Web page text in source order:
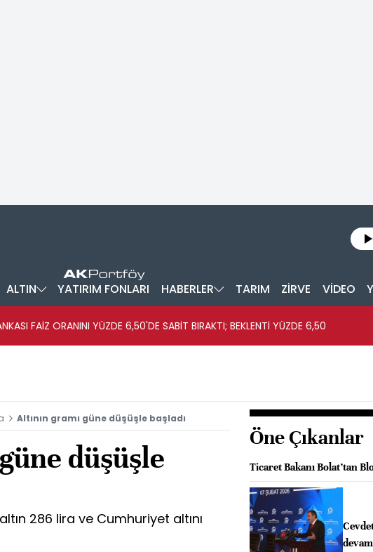
ALTIN YATIRIM FONLARI HABERLER TARIM ZİRVE VİDEO
FAİZ ORANINI YÜZDE 6,50'DE SABİT BIRAKTI; BEKLENTİ YÜZDE 6,50
Altının gramı güne düşüşle başladı
düşüşle
286 lira ve Cumhuriyet altını
Öne Çıkanlar
Ticaret Bakanı Bolat’tan